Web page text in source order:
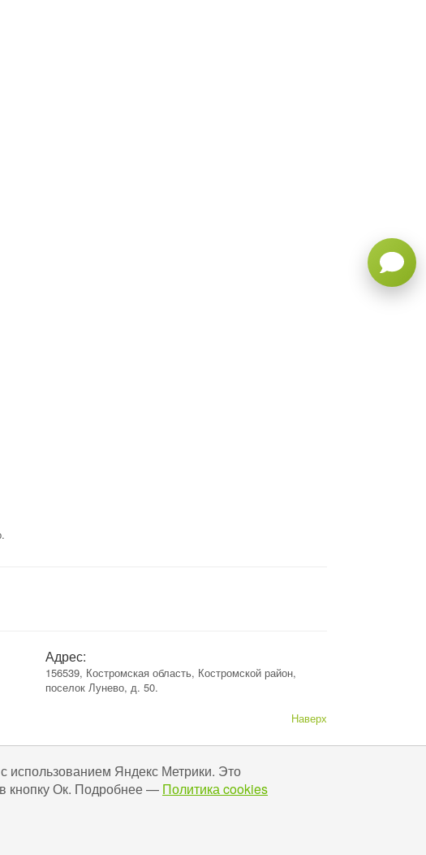
Адрес:
156539, Костромская область, Костромской район,
поселок Лунево, д. 50.
Наверх
использованием Яндекс Метрики. Это
кнопку Ок. Подробнее — Политика cookies